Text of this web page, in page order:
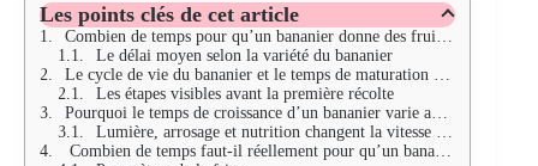
Les points clés de cet article
Combien de temps pour qu’un bananier donne des fruits en conditions réelles
Le délai moyen selon la variété du bananier
Le cycle de vie du bananier et le temps de maturation des fruits
Les étapes visibles avant la première récolte
Pourquoi le temps de croissance d’un bananier varie autant
Lumière, arrosage et nutrition changent la vitesse de fructification
Combien de temps faut-il réellement pour qu’un bananier donne ses premiers fruits ?